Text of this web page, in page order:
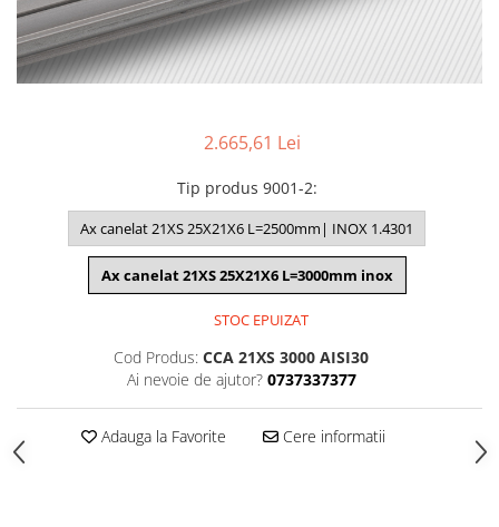
2.665,61 Lei
Tip produs 9001-2:
Ax canelat 21XS 25X21X6 L=2500mm| INOX 1.4301
Ax canelat 21XS 25X21X6 L=3000mm inox
STOC EPUIZAT
Cod Produs: CCA 21XS 3000 AISI30
Ai nevoie de ajutor? 0737337377
Adauga la Favorite Cere informatii